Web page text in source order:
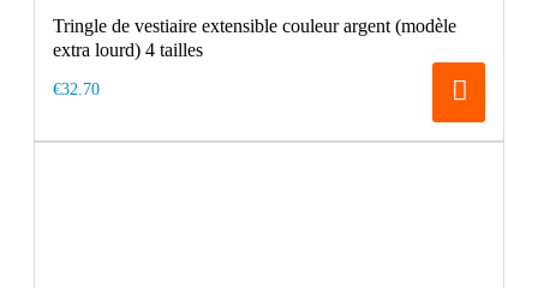
Tringle de vestiaire extensible couleur argent (modèle
extra lourd) 4 tailles
€32.70